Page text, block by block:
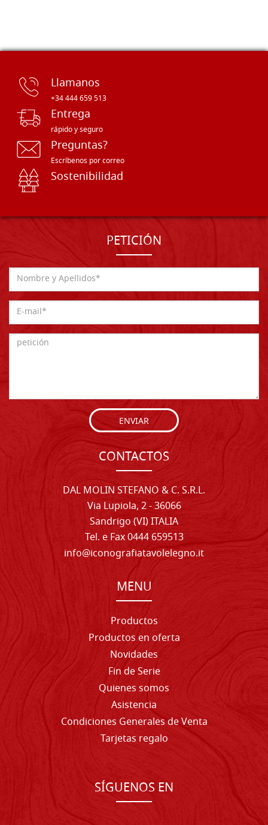
Llamanos
+34 444 659 513
Entrega
rápido y seguro
Preguntas?
Escríbenos por correo
Sostenibilidad
PETICIÓN
ENVIAR
CONTACTOS
DAL MOLIN STEFANO & C. S.R.L.
Via Lupiola, 2 - 36066
Sandrigo (VI) ITALIA
Tel. e Fax 0444 659513
info@iconografiatavolelegno.it
MENU
Productos
Productos en oferta
Novidades
Fin de Serie
Quienes somos
Asistencia
Condiciones Generales de Venta
Tarjetas regalo
SÍGUENOS EN